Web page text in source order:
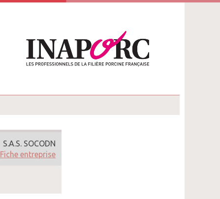
S.A.S. SOCODN
Fiche entreprise